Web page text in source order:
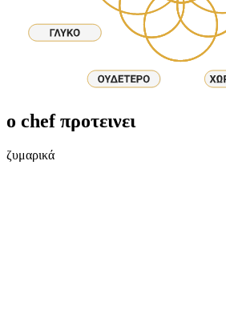
ο chef προτεινει
ζυμαρικά